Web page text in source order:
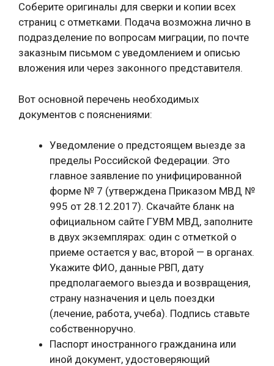
Соберите оригиналы для сверки и копии всех
страниц с отметками. Подача возможна лично в
подразделение по вопросам миграции, по почте
заказным письмом с уведомлением и описью
вложения или через законного представителя.
Вот основной перечень необходимых
документов с пояснениями:
Уведомление о предстоящем выезде за
пределы Российской Федерации. Это
главное заявление по унифицированной
форме № 7 (утверждена Приказом МВД №
995 от 28.12.2017). Скачайте бланк на
официальном сайте ГУВМ МВД, заполните
в двух экземплярах: один с отметкой о
приеме остается у вас, второй — в органах.
Укажите ФИО, данные РВП, дату
предполагаемого выезда и возвращения,
страну назначения и цель поездки
(лечение, работа, учеба). Подпись ставьте
собственноручно.
Паспорт иностранного гражданина или
иной документ, удостоверяющий